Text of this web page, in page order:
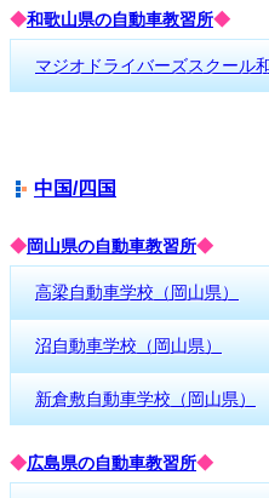
◆和歌山県の自動車教習所◆
マジオドライバーズスクール
中国/四国
◆岡山県の自動車教習所◆
高梁自動車学校（岡山県）
沼自動車学校（岡山県）
新倉敷自動車学校（岡山県）
◆広島県の自動車教習所◆